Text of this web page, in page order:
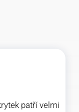
patří velmi